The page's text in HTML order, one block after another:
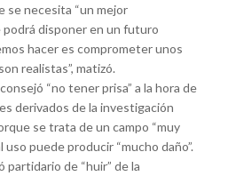
se necesita “un mejor
podrá disponer en un futuro
hacer es comprometer unos
realistas”, matizó.
“no tener prisa” a la hora de
derivados de la investigación
se trata de un campo “muy
puede producir “mucho daño”.
de “huir” de la